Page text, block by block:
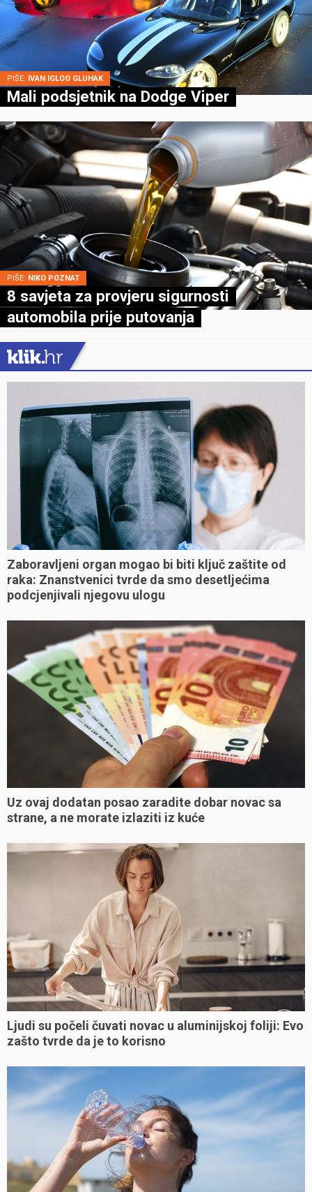
PIŠE: IVAN IGLOO GLUHAK
Mali podsjetnik na Dodge Viper
PIŠE: NIKO POZNAT
8 savjeta za provjeru sigurnosti
automobila prije putovanja
Zaboravljeni organ mogao bi biti ključ zaštite od
raka: Znanstvenici tvrde da smo desetljećima
podcjenjivali njegovu ulogu
Uz ovaj dodatan posao zaradite dobar novac sa
strane, a ne morate izlaziti iz kuće
Ljudi su počeli čuvati novac u aluminijskoj foliji: Evo
zašto tvrde da je to korisno